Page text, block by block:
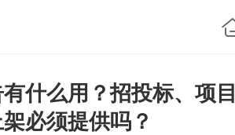
什么用？招投标、项
必须提供吗？